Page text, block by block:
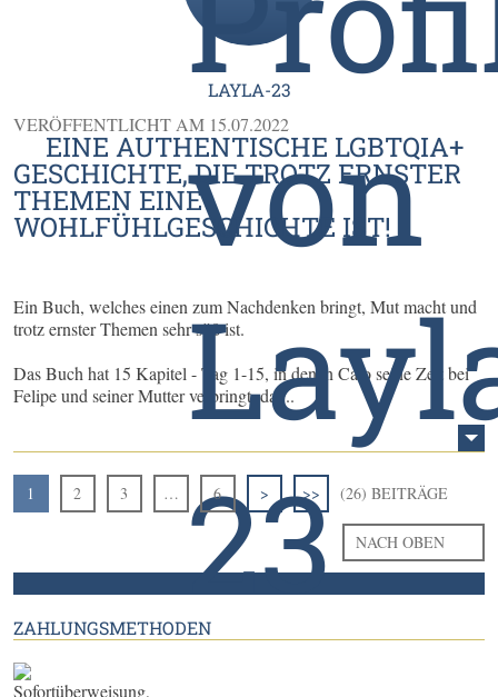
LAYLA-23
VERÖFFENTLICHT AM 15.07.2022
EINE AUTHENTISCHE LGBTQIA+
GESCHICHTE, DIE TROTZ ERNSTER
THEMEN EINE
WOHLFÜHLGESCHICHTE IST!
Ein Buch, welches einen zum Nachdenken bringt, Mut macht und
trotz ernster Themen sehr süß ist.
Das Buch hat 15 Kapitel - Tag 1-15, in denen Caio seine Zeit bei
Felipe und seiner Mutter verbringt, da ...
1 2 3 … 6 > >> (26) BEITRÄGE
NACH OBEN
ZAHLUNGSMETHODEN